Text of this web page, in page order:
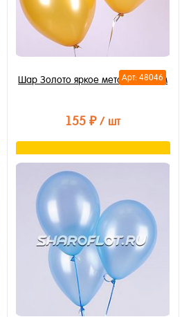
Арт: 48046
Шар Золото яркое металлик 30см
155 ₽/ шт
В корзину
Купить в 1 клик
В избранное
В наличии